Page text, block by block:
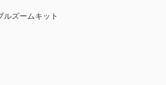
ルズームキット